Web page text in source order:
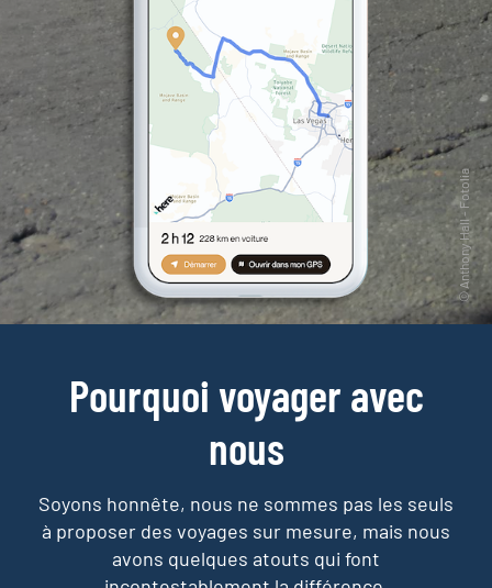
Pourquoi voyager avec
nous
Soyons honnête, nous ne sommes pas les seuls
à proposer des voyages sur mesure, mais nous
avons quelques atouts qui font